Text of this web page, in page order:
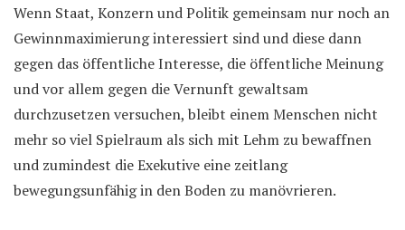
Wenn Staat, Konzern und Politik gemeinsam nur noch an
Gewinnmaximierung interessiert sind und diese dann
gegen das öffentliche Interesse, die öffentliche Meinung
und vor allem gegen die Vernunft gewaltsam
durchzusetzen versuchen, bleibt einem Menschen nicht
mehr so viel Spielraum als sich mit Lehm zu bewaffnen
und zumindest die Exekutive eine zeitlang
bewegungsunfähig in den Boden zu manövrieren.